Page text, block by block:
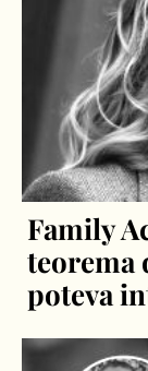
Family
teorema
poteva